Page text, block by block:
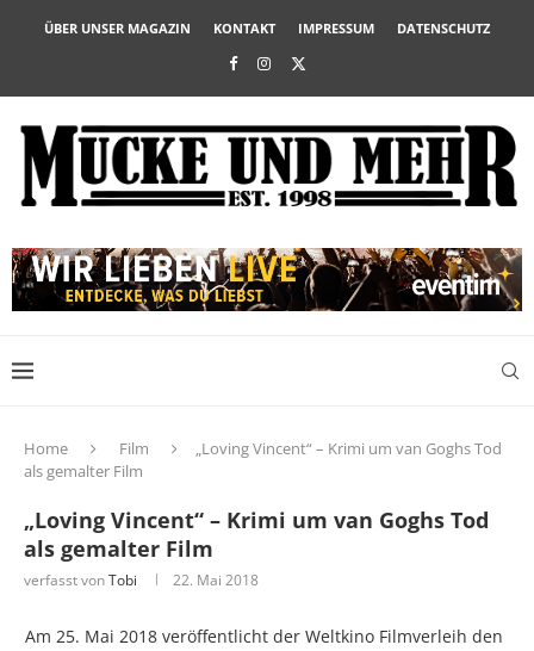
ÜBER UNSER MAGAZIN KONTAKT IMPRESSUM DATENSCHUTZ
Home Film
„Loving Vincent“ – Krimi um van Goghs Tod
als gemalter Film
„Loving Vincent“ – Krimi um van Goghs Tod
als gemalter Film
verfasst vonTobi 22. Mai 2018
Am 25. Mai 2018 veröffentlicht der Weltkino Filmverleih den